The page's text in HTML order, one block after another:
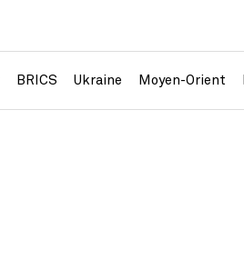
BRICS Ukraine Moyen-Orient